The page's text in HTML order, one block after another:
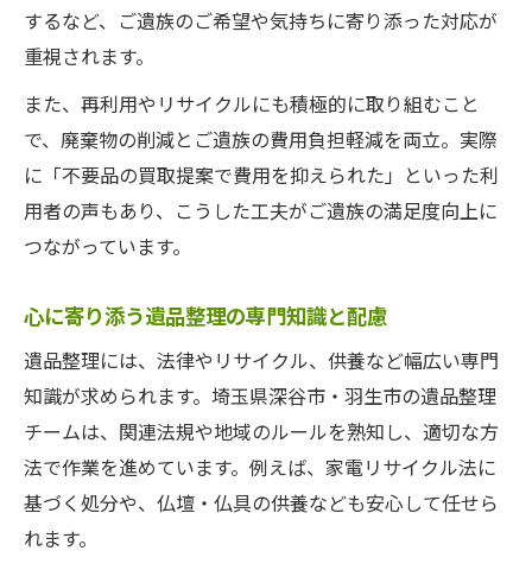
するなど、ご遺族のご希望や気持ちに寄り添った対応が
重視されます。
また、再利用やリサイクルにも積極的に取り組むこと
で、廃棄物の削減とご遺族の費用負担軽減を両立。実際
に「不要品の買取提案で費用を抑えられた」といった利
用者の声もあり、こうした工夫がご遺族の満足度向上に
つながっています。
心に寄り添う遺品整理の専門知識と配慮
遺品整理には、法律やリサイクル、供養など幅広い専門
知識が求められます。埼玉県深谷市・羽生市の遺品整理
チームは、関連法規や地域のルールを熟知し、適切な方
法で作業を進めています。例えば、家電リサイクル法に
基づく処分や、仏壇・仏具の供養なども安心して任せら
れます。